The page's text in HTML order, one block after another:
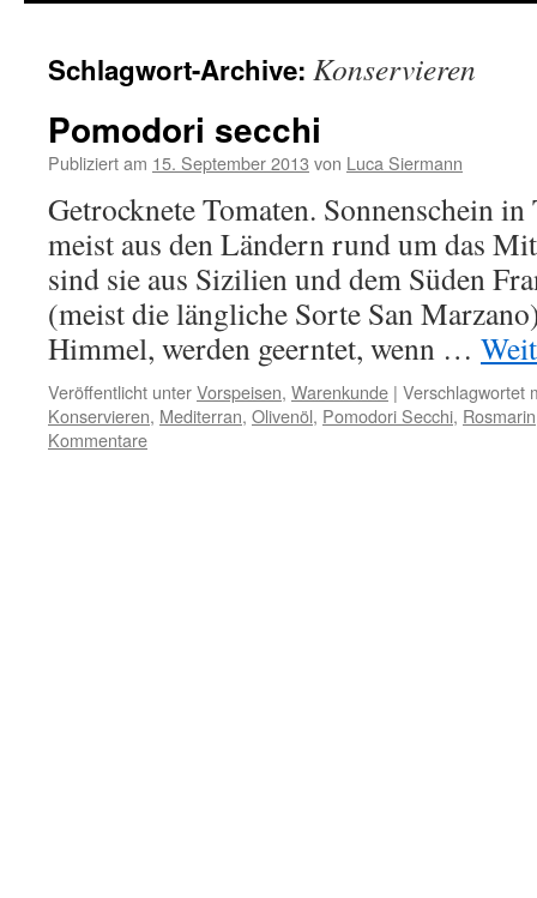
Schlagwort-Archive: Konservieren
Pomodori secchi
Publiziert am 15. September 2013 von Luca Siermann
Getrocknete Tomaten. Sonnenschein
meist aus den Ländern rund um das
sind sie aus Sizilien und dem Süden
(meist die längliche Sorte San
Himmel, werden geerntet, wenn …
Veröffentlicht unterVorspeisen, Warenkunde | Verschlagwortet
Konservieren, Mediterran, Olivenöl, Pomodori Secchi, Rosmarin
Kommentare